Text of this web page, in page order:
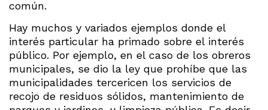
común.
Hay muchos y variados ejemplos donde el
interés particular ha primado sobre el interés
público. Por ejemplo, en el caso de los obreros
municipales, se dio la ley que prohíbe que las
municipalidades tercericen los servicios de
recojo de residuos sólidos, mantenimiento de